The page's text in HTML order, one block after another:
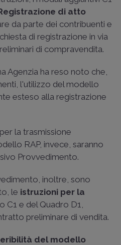
di atto
da parte dei contribuenti e
di registrazione in via
di compravendita.
Agenzia ha reso noto che,
l'utilizzo del modello
esteso alla registrazione
per la trasmissione
RAP, invece, saranno
Provvedimento.
inoltre, sono
le istruzioni per la
C1 e del Quadro D1,
preliminare di vendita.
del modello